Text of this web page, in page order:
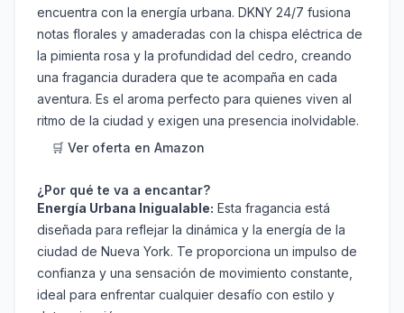
encuentra con la energía urbana. DKNY 24/7 fusiona
notas florales y amaderadas con la chispa eléctrica de
la pimienta rosa y la profundidad del cedro, creando
una fragancia duradera que te acompaña en cada
aventura. Es el aroma perfecto para quienes viven al
ritmo de la ciudad y exigen una presencia inolvidable.
🛒 Ver oferta en Amazon
¿Por qué te va a encantar?
Energía Urbana Inigualable: Esta fragancia está
diseñada para reflejar la dinámica y la energía de la
ciudad de Nueva York. Te proporciona un impulso de
confianza y una sensación de movimiento constante,
ideal para enfrentar cualquier desafío con estilo y